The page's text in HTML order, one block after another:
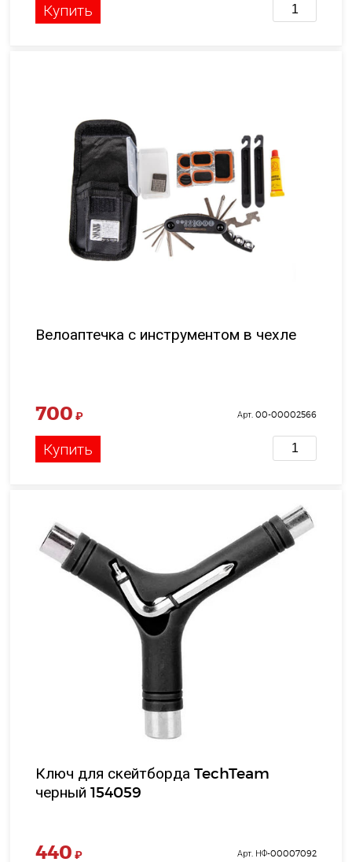
Купить
Велоаптечка с инструментом в чехле
700 ₽ Арт. 00-00002566
Купить
Ключ для скейтборда TechTeam
черный 154059
440 ₽ Арт. НФ-00007092